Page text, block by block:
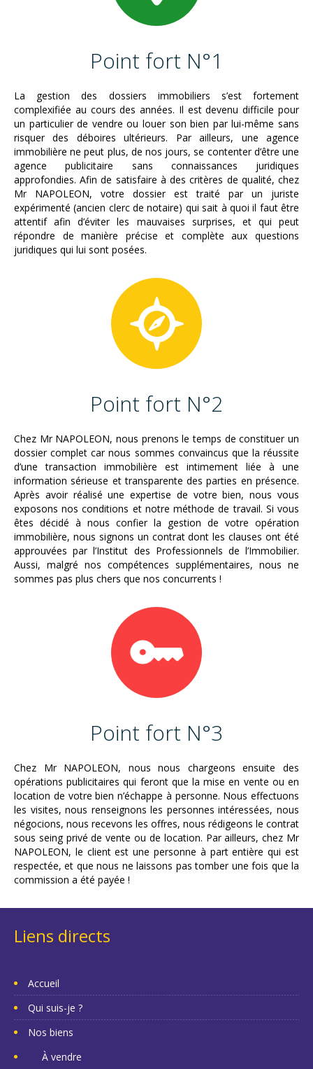
Point fort N°1
La gestion des dossiers immobiliers s’est fortement
complexifiée au cours des années. Il est devenu difficile pour
un particulier de vendre ou louer son bien par lui-même sans
risquer des déboires ultérieurs. Par ailleurs, une agence
immobilière ne peut plus, de nos jours, se contenter d’être une
agence publicitaire sans connaissances juridiques
approfondies. Afin de satisfaire à des critères de qualité, chez
Mr NAPOLEON, votre dossier est traité par un juriste
expérimenté (ancien clerc de notaire) qui sait à quoi il faut être
attentif afin d’éviter les mauvaises surprises, et qui peut
répondre de manière précise et complète aux questions
juridiques qui lui sont posées.
Point fort N°2
Chez Mr NAPOLEON, nous prenons le temps de constituer un
dossier complet car nous sommes convaincus que la réussite
d’une transaction immobilière est intimement liée à une
information sérieuse et transparente des parties en présence.
Après avoir réalisé une expertise de votre bien, nous vous
exposons nos conditions et notre méthode de travail. Si vous
êtes décidé à nous confier la gestion de votre opération
immobilière, nous signons un contrat dont les clauses ont été
approuvées par l’Institut des Professionnels de l’Immobilier.
Aussi, malgré nos compétences supplémentaires, nous ne
sommes pas plus chers que nos concurrents !
Point fort N°3
Chez Mr NAPOLEON, nous nous chargeons ensuite des
opérations publicitaires qui feront que la mise en vente ou en
location de votre bien n’échappe à personne. Nous effectuons
les visites, nous renseignons les personnes intéressées, nous
négocions, nous recevons les offres, nous rédigeons le contrat
sous seing privé de vente ou de location. Par ailleurs, chez Mr
NAPOLEON, le client est une personne à part entière qui est
respectée, et que nous ne laissons pas tomber une fois que la
commission a été payée !
Liens directs
Accueil
Qui suis-je ?
Nos biens
À vendre